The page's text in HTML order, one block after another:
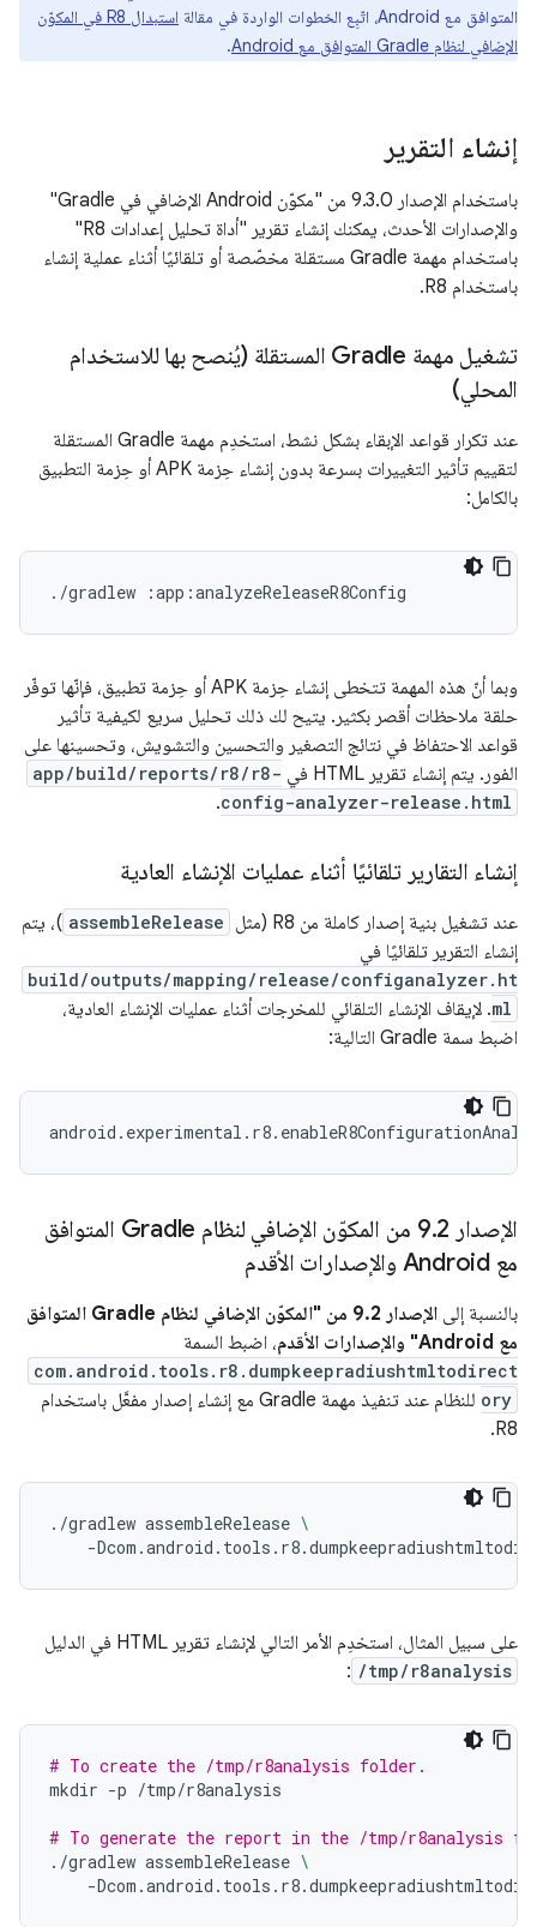
المتوافق مع Android، اتّبِع الخطوات الواردة في مقالة
استبدال R8 في المكوّن
الإضافي لنظام Gradle المتوافق مع Android
.
إنشاء التقرير
باستخدام الإصدار 9.3.0 من "مكوّن Android الإضافي في Gradle"
والإصدارات الأحدث، يمكنك إنشاء تقرير "أداة تحليل إعدادات R8"
باستخدام مهمة Gradle مستقلة مخصّصة أو تلقائيًا أثناء عملية إنشاء
باستخدام R8.
تشغيل مهمة Gradle المستقلة (يُنصح بها للاستخدام
المحلي)
عند تكرار قواعد الإبقاء بشكل نشط، استخدِم مهمة Gradle المستقلة
لتقييم تأثير التغييرات بسرعة بدون إنشاء حِزمة APK أو حِزمة التطبيق
بالكامل:
./gradlew
وبما أنّ هذه المهمة تتخطى إنشاء حِزمة APK أو حِزمة تطبيق، فإنّها توفّر
حلقة ملاحظات أقصر بكثير. يتيح لك ذلك تحليل سريع لكيفية تأثير
قواعد الاحتفاظ في نتائج التصغير والتحسين والتشويش، وتحسينها على
الفور. يتم إنشاء تقرير HTML في
app/build/reports/r8/r8-
config-analyzer-release.html
.
إنشاء التقارير تلقائيًا أثناء عمليات الإنشاء العادية
عند تشغيل بنية إصدار كاملة من R8 (مثل assembleRelease )، يتم
إنشاء التقرير تلقائيًا في
build/outputs/mapping/release/configanalyzer.ht
ml. لإيقاف الإنشاء التلقائي للمخرجات أثناء عمليات الإنشاء العادية،
اضبط سمة Gradle التالية:
الإصدار 9 .
2 من المكوّن الإضافي لنظام Gradle المتوافق
مع Android والإصدارات الأقدم
بالنسبة إلى
الإصدار 9.2 من "المكوّن الإضافي لنظام Gradle المتوافق
مع Android" والإصدارات الأقدم
، اضبط السمة
com.android.tools.r8.dumpkeepradiushtmltodirect
ory
للنظام عند تنفيذ مهمة Gradle مع إنشاء إصدار مفعَّل باستخدام
R8.
./gradlew assembleRelease \
-
على سبيل المثال، استخدِم الأمر التالي لإنشاء تقرير HTML في الدليل
/tmp/r8analysis
:
# To create the /tmp/r8analysis folder.
mkdir -p /tmp/r8analysis
# To generate the report in the /tmp/r8analysis
./gradlew assembleRelease \
-